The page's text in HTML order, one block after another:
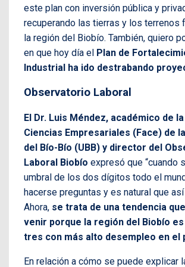
este plan con inversión pública y
recuperando las tierras y los terrenos
la región del Biobío. También, quiero
en que hoy día el Plan de
Industrial ha ido destrabando
Observatorio Laboral
El Dr. Luis Méndez, académico de
Ciencias Empresariales (Face) de
del Bío-Bío (UBB) y director del
Laboral Biobío expresó que “cuando
umbral de los dos dígitos todo el
hacerse preguntas y es natural que
Ahora, se trata de una tendencia
venir porque la región del Biobío es
tres con más alto desempleo en el
En relación a cómo se puede explicar